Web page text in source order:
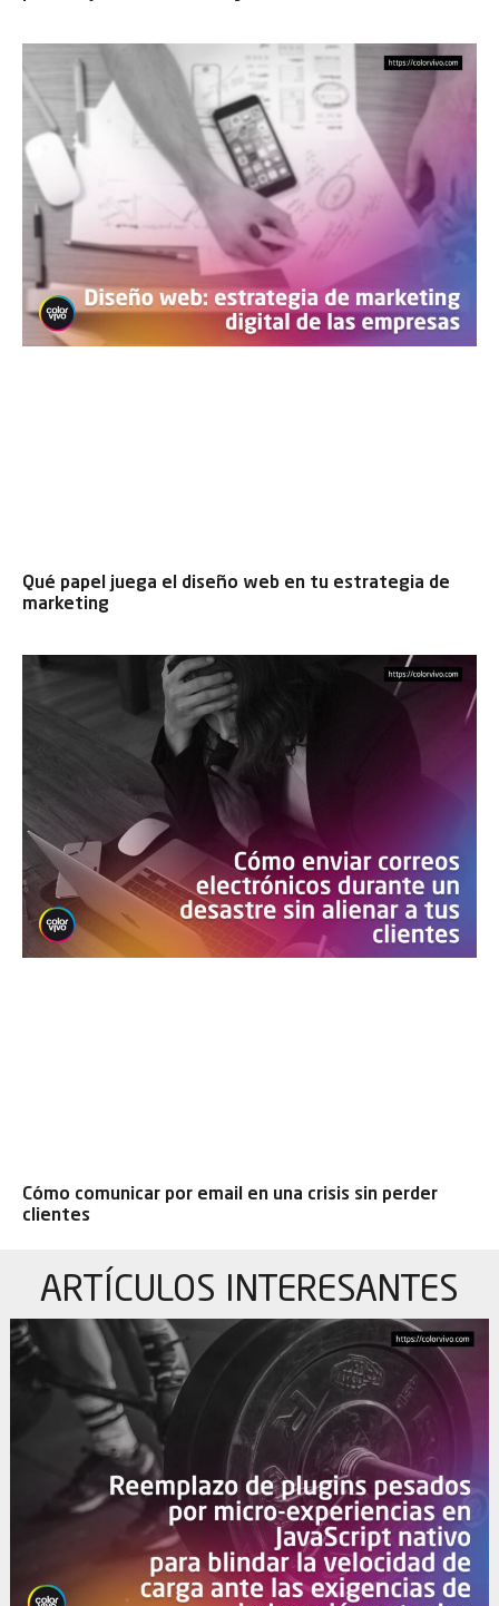
Qué papel juega el diseño web en tu estrategia de
marketing
Cómo comunicar por email en una crisis sin perder
clientes
ARTÍCULOS INTERESANTES